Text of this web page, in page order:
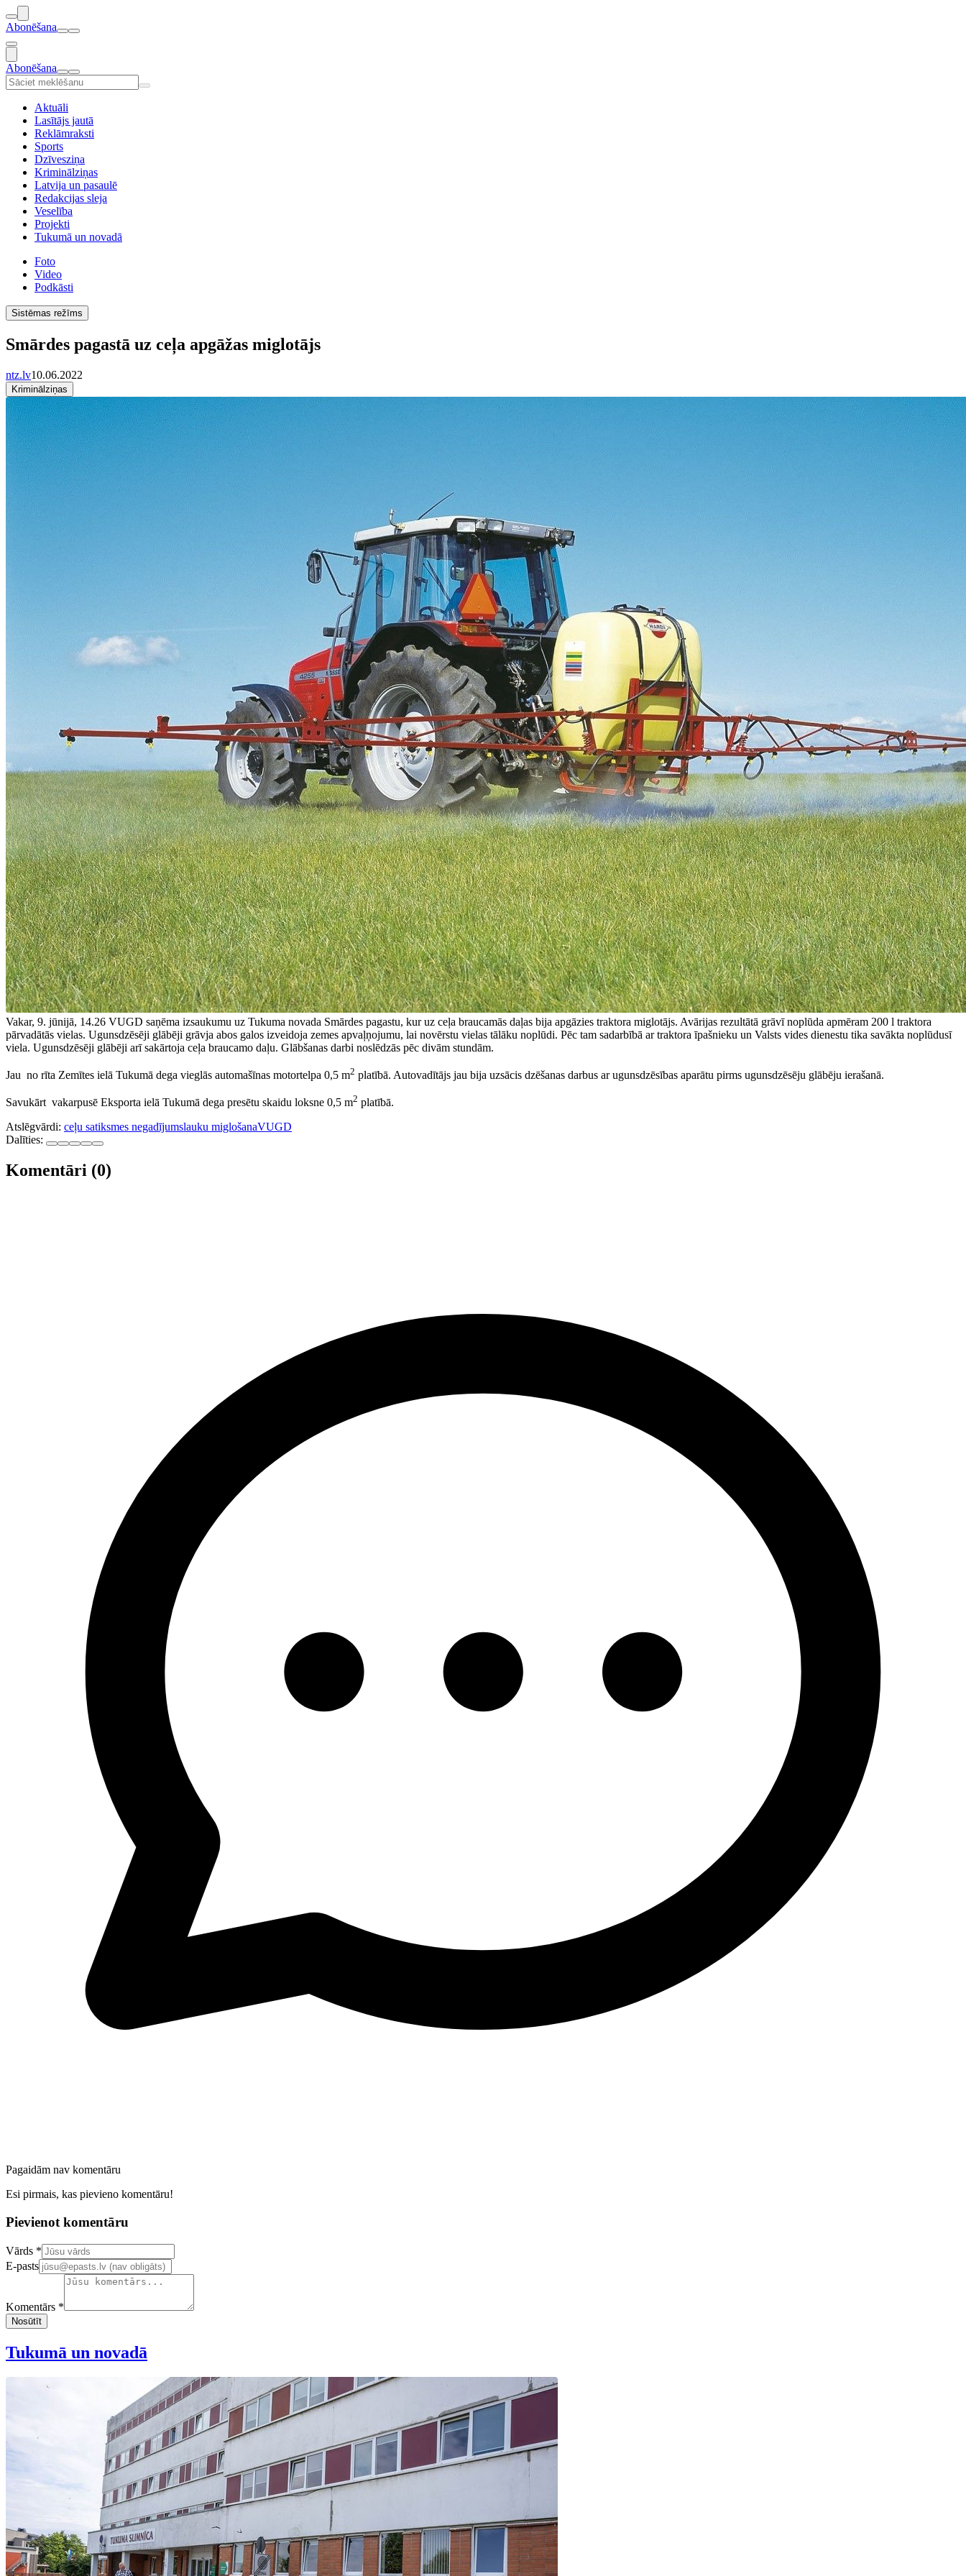
Abonēšana
Abonēšana
Aktuāli
Lasītājs jautā
Reklāmraksti
Sports
Dzīvesziņa
Kriminālziņas
Latvija un pasaulē
Redakcijas sleja
Veselība
Projekti
Tukumā un novadā
Foto
Video
Podkāsti
Sistēmas režīms
Smārdes pagastā uz ceļa apgāžas miglotājs
ntz.lv10.06.2022
Kriminālziņas
Vakar, 9. jūnijā, 14.26 VUGD saņēma izsaukumu uz Tukuma novada Smārdes pagastu, kur uz ceļa braucamās daļas bija apgāzies traktora miglotājs. Avārijas rezultātā grāvī noplūda apmēram 200 l traktora
pārvadātās vielas. Ugunsdzēsēji glābēji grāvja abos galos izveidoja zemes apvaļņojumu, lai novērstu vielas tālāku noplūdi. Pēc tam sadarbībā ar traktora īpašnieku un Valsts vides dienestu tika savākta noplūdusī
viela. Ugunsdzēsēji glābēji arī sakārtoja ceļa braucamo daļu. Glābšanas darbi noslēdzās pēc divām stundām.
Jau no rīta Zemītes ielā Tukumā dega vieglās automašīnas motortelpa 0,5 m2 platībā. Autovadītājs jau bija uzsācis dzēšanas darbus ar ugunsdzēsības aparātu pirms ugunsdzēsēju glābēju ierašanā.
Savukārt vakarpusē Eksporta ielā Tukumā dega presētu skaidu loksne 0,5 m2 platībā.
Atslēgvārdi: ceļu satiksmes negadījumslauku miglošanaVUGD
Dalīties:
Komentāri (0)
Pagaidām nav komentāru
Esi pirmais, kas pievieno komentāru!
Pievienot komentāru
Confirm your email address
Vārds *
E-pasts
Komentārs *
Nosūtīt
Tukumā un novadā